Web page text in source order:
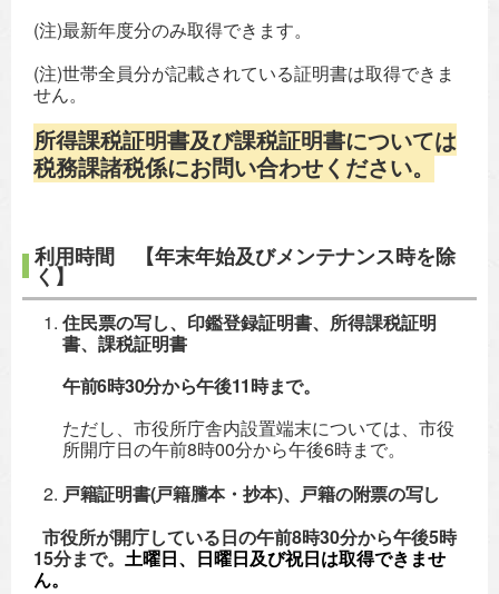
(注)最新年度分のみ取得できます。
(注)世帯全員分が記載されている証明書は取得できま
せん。
所得課税証明書及び課税証明書については
税務課諸税係にお問い合わせください。
利用時間 【年末年始及びメンテナンス時を除
く】
住民票の写し、印鑑登録証明書、所得課税証明
書、課税証明書
午前6時30分から午後11時まで。
ただし、市役所庁舎内設置端末については、市役
所開庁日の午前8時00分から午後6時まで。
戸籍証明書(戸籍謄本・抄本)、戸籍の附票の写し
市役所が開庁している日の午前8時30分から午後5時
15分まで。 土曜日、日曜日及び祝日は取得できませ
ん。